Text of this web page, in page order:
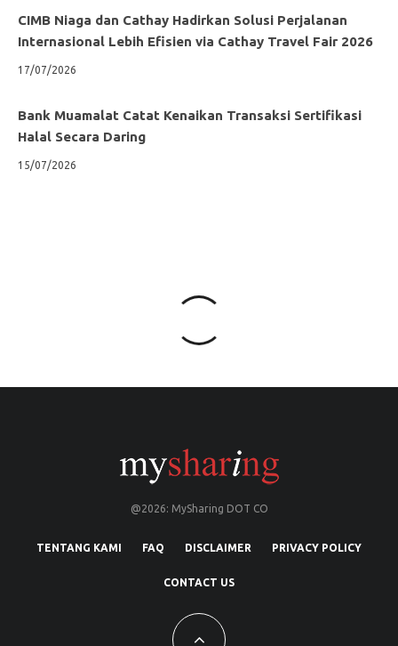
CIMB Niaga dan Cathay Hadirkan Solusi Perjalanan
Internasional Lebih Efisien via Cathay Travel Fair 2026
17/07/2026
Bank Muamalat Catat Kenaikan Transaksi Sertifikasi
Halal Secara Daring
15/07/2026
@2026: MySharing DOT CO
TENTANG KAMI FAQ DISCLAIMER PRIVACY POLICY
CONTACT US